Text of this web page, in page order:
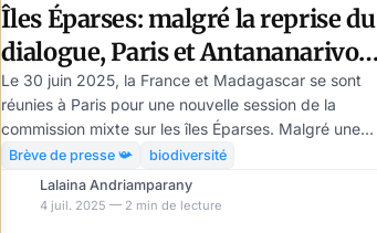
Îles Éparses: malgré la reprise du
dialogue, Paris et Antananarivo
sur deux longueurs d’onde
Le 30 juin 2025, la France et Madagascar se sont
réunies à Paris pour une nouvelle session de la
commission mixte sur les îles Éparses. Malgré une
volonté affichée de coopération, les revendications
malgaches sur la souveraineté restent sans réponse
concrète, un dialogue figé qui pourrait désormais se
Brève de presse 📯
biodiversité
Lalaina Andriamparany
4 juil. 2025 — 2 min de lecture